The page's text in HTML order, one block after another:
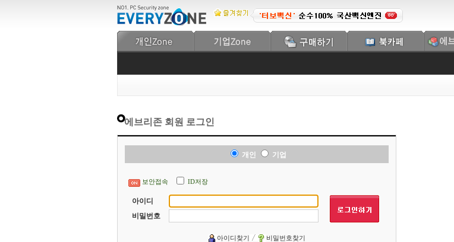
에브리존 회원 로그인
개인 기업
보안접속 ID저장
아이디
비밀번호
아이디찾기 비밀번호찾기